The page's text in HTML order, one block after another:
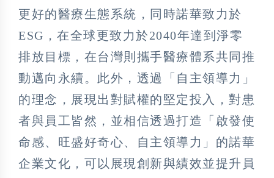
更好的醫療生態系統，同時諾華致力於
ESG，在全球更致力於2040年達到淨零
排放目標，在台灣則攜手醫療體系共同推
動邁向永續。此外，透過「自主領導力」
的理念，展現出對賦權的堅定投入，對患
者與員工皆然，並相信透過打造「啟發使
命感、旺盛好奇心、自主領導力」的諾華
企業文化，可以展現創新與績效並提升員